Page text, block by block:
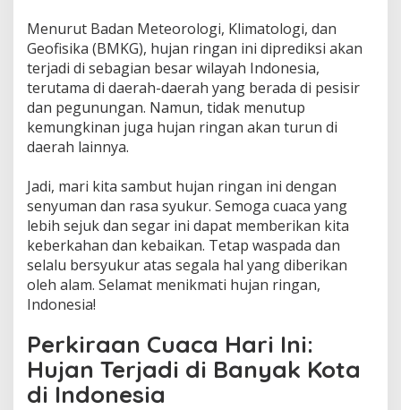
Menurut Badan Meteorologi, Klimatologi, dan
Geofisika (BMKG), hujan ringan ini diprediksi akan
terjadi di sebagian besar wilayah Indonesia,
terutama di daerah-daerah yang berada di pesisir
dan pegunungan. Namun, tidak menutup
kemungkinan juga hujan ringan akan turun di
daerah lainnya.
Jadi, mari kita sambut hujan ringan ini dengan
senyuman dan rasa syukur. Semoga cuaca yang
lebih sejuk dan segar ini dapat memberikan kita
keberkahan dan kebaikan. Tetap waspada dan
selalu bersyukur atas segala hal yang diberikan
oleh alam. Selamat menikmati hujan ringan,
Indonesia!
Perkiraan Cuaca Hari Ini:
Hujan Terjadi di Banyak Kota
di Indonesia